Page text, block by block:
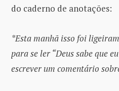
do caderno de anotações:
*Esta manhã isso foi
para se ler “Deus sabe que
escrever um comentário